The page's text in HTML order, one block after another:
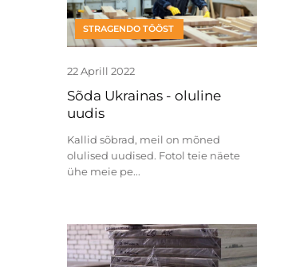
STRAGENDO TÖÖST
22 Aprill 2022
Sõda Ukrainas - oluline
uudis
Kallid sõbrad, meil on mõned
olulised uudised. Fotol teie näete
ühe meie pe...